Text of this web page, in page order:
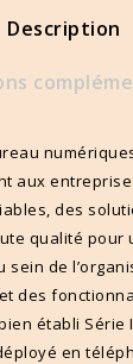
Description
aux
des
qualité pour
sein de
des
établi Série
en